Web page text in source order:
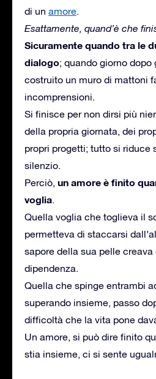
di un amore.
Esattamente, quand’è che
Sicuramente quando tra le
dialogo; quando giorno dopo
costruito un muro di mattoni
incomprensioni.
Si finisce per non dirsi più
della propria giornata, dei
propri progetti; tutto si riduce
silenzio.
Perciò, un amore è finito
voglia.
Quella voglia che toglieva il
permetteva di staccarsi
sapore della sua pelle creava
dipendenza.
Quella che spinge entrambi
superando insieme, passo
difficoltà che la vita pone
Un amore, si può dire finito
stia insieme, ci si sente